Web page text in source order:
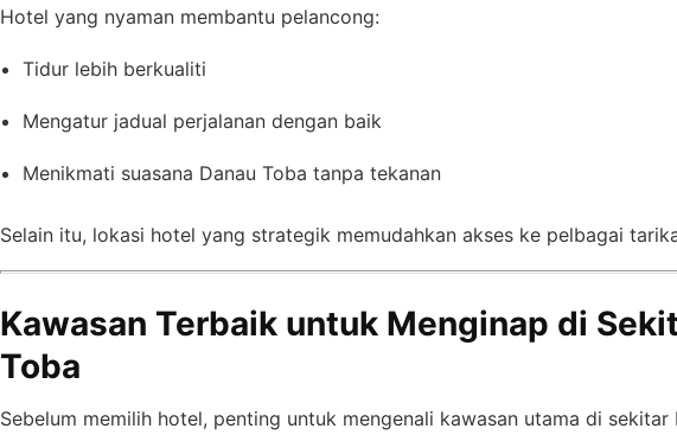
Hotel yang nyaman membantu pelancong:
Tidur lebih berkualiti
Mengatur jadual perjalanan dengan baik
Menikmati suasana Danau Toba tanpa tekanan
Selain itu, lokasi hotel yang strategik memudahkan akses ke pelbagai
Kawasan Terbaik untuk Menginap di
Toba
Sebelum memilih hotel, penting untuk mengenali kawasan utama di sekitar